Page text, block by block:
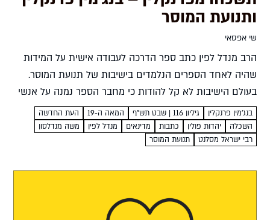
ותנועת המוסר
שי אפסאי
הרב מנדל לפין כתב ספר הדרכה לעבודה אישית על המידות
שהיה לאחד הספרים הנלמדים בישיבות של תנועת המוסר.
בעולם הישיבות לא קל להודות כי מחבר הספר נמנה על אנשי
ההשכלה וכי הספר נכתב בהשראת הסופר,...
בנג'מין פרנקלין גיליון 116 | שבט תש"ף המאה ה-19
העת החדשה
השכלה
יהדות פולין כתבות מדינאים מנדל לפין
משה מנדלסון
רבי ישראל מסלנט
תנועת המוסר